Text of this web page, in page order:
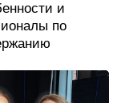
и
по